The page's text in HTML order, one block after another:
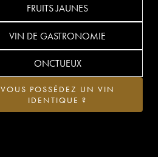
FRUITS JAUNES
VIN DE GASTRONOMIE
ONCTUEUX
VOUS POSSÉDEZ UN VIN
IDENTIQUE ?